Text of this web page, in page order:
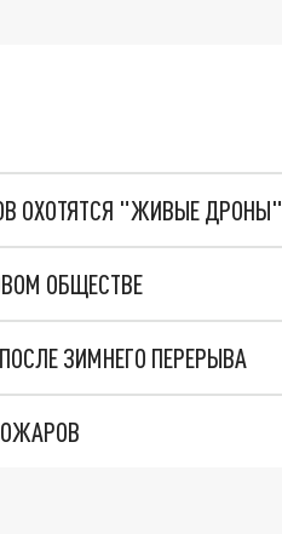
ОХОТЯТСЯ "ЖИВЫЕ ДРОНЫ"
ОБЩЕСТВЕ
ЗИМНЕГО ПЕРЕРЫВА